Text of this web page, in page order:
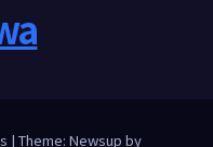
| Theme: Newsup by